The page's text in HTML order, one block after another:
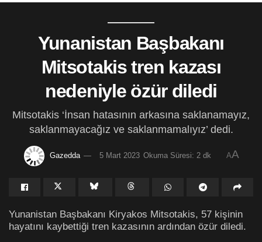
Yunanistan Başbakanı
Mitsotakis tren kazası
nedeniyle özür diledi
Mitsotakis ‘İnsan hatasının arkasına saklanamayız,
saklanmayacağız ve saklanmamalıyız’ dedi.
Gazedda 5 Mart 2023 Okuma Süresi: 2 dk AA
Yunanistan Başbakanı Kiryakos Mitsotakis, 57 kişinin
hayatını kaybettiği tren kazasının ardından özür diledi.